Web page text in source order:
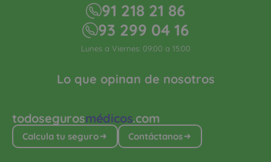
todosegurosmédicos.com
Calcula tu seguro Contáctanos
Lo que opinan de nosotros
91 218 21 86
93 299 04 16
Lunes a Viernes: 09:00 a 15:00